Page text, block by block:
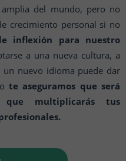
del mundo, pero no
crecimiento personal si no
inflexión para nuestro
a una nueva cultura, a
nuevo idioma puede dar
te aseguramos que será
multiplicarás tus